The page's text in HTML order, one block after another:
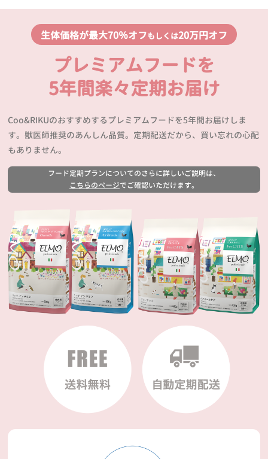
生体価格が最大70％オフもしくは20万円オフ
プレミアムフードを
5年間楽々定期お届け
Coo&RIKUのおすすめするプレミアムフードを5年間お届けしま
す。獣医師推奨のあんしん品質。定期配送だから、買い忘れの心配
もありません。
フード定期プランについてのさらに詳しいご説明は、
こちらのページでご確認いただけます。